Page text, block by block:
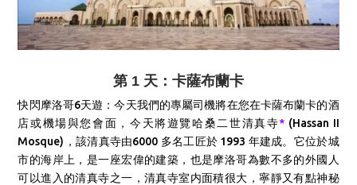
第 1 天：卡薩布蘭卡
快閃摩洛哥6天遊：今天我們的專屬司機將在您在卡薩布蘭卡的酒
店或機場與您會面， 今天將遊覽哈桑二世清真寺* (Hassan II
Mosque)，該清真寺由6000 多名工匠於 1993 年建成。它位於城
市的海岸上，是一座宏偉的建築，也是摩洛哥為數不多的外國人
可以進入的清真寺之一，清真寺室内面積很大，寧靜又有點神秘